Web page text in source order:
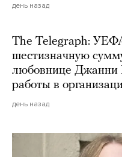
день назад
The Telegraph:
шестизначную
любовнице Джанни
работы в
день назад